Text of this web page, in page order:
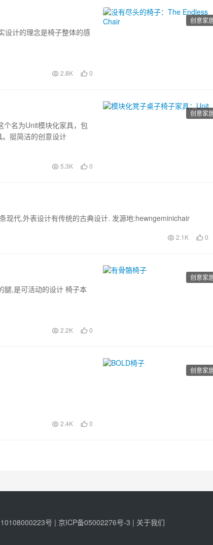
创意家
设计的理念是椅子整体的感
2.8K 0
创意家
名为Unit模块化家具，包
挺简洁的创意设计
5.3K 0
现代,外表设计有传统的古典设计. 发源地:hewngeminichair
2.1K 0
创意家
腿,是可活动的设计 椅子本
2.2K 0
创意家
2.4K 0
号 | 京ICP备05002276号-3 | 关于我们